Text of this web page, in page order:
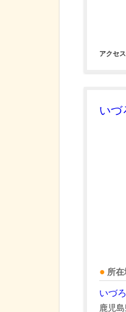
アクセ
いづ
所
いづ
鹿児